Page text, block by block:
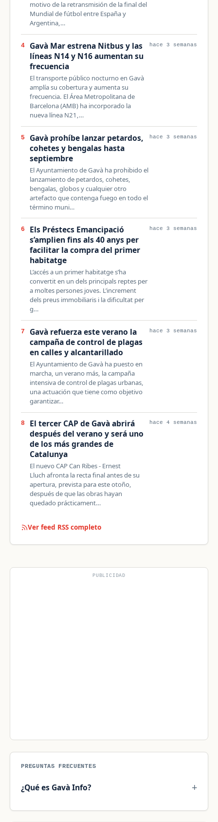
motivo de la retransmisión de la final del
Mundial de fútbol entre España y
Argentina,…
4
Gavà Mar estrena Nitbus y las
líneas N14 y N16 aumentan su
frecuencia
El transporte público nocturno en Gavà
amplía su cobertura y aumenta su
frecuencia. El Área Metropolitana de
Barcelona (AMB) ha incorporado la
nueva línea N21,…
hace 3 semanas
5
Gavà prohíbe lanzar petardos,
cohetes y bengalas hasta
septiembre
El Ayuntamiento de Gavà ha prohibido el
lanzamiento de petardos, cohetes,
bengalas, globos y cualquier otro
artefacto que contenga fuego en todo el
término muni…
hace 3 semanas
6
Els Préstecs Emancipació
s’amplien fins als 40 anys per
facilitar la compra del primer
habitatge
L’accés a un primer habitatge s’ha
convertit en un dels principals reptes per
a moltes persones joves. L’increment
dels preus immobiliaris i la dificultat per
g…
hace 3 semanas
7
Gavà refuerza este verano la
campaña de control de plagas
en calles y alcantarillado
El Ayuntamiento de Gavà ha puesto en
marcha, un verano más, la campaña
intensiva de control de plagas urbanas,
una actuación que tiene como objetivo
garantizar…
hace 3 semanas
8
El tercer CAP de Gavà abrirá
después del verano y será uno
de los más grandes de
Catalunya
El nuevo CAP Can Ribes - Ernest
Lluch afronta la recta final antes de su
apertura, prevista para este otoño,
después de que las obras hayan
quedado prácticament…
hace 4 semanas
Ver feed RSS completo
PUBLICIDAD
PREGUNTAS FRECUENTES
¿Qué es Gavà Info?